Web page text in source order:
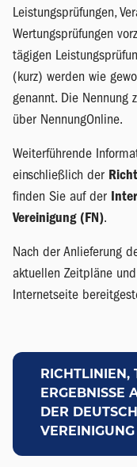
Leistungsprüfungen,
Wertungsprüfungen
tägigen
(kurz) werden wie
genannt. Die Nennung
über NennungOnline.
Weiterführende
einschließlich der
finden Sie auf der
Vereinigung (FN).
Nach der Anlieferung
aktuellen Zeitpläne
Internetseite
RICHTLINIEN,
ERGEBNISSE
DER